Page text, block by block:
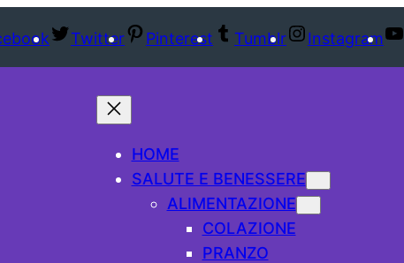
Twitter Pinterest Tumblr Instagram
HOME
SALUTE E BENESSERE
ALIMENTAZIONE
COLAZIONE
PRANZO